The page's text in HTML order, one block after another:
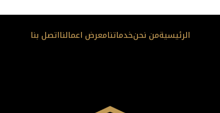
الرئيسيةمن نحنخدماتنامعرض اعمالنااتصل بنا